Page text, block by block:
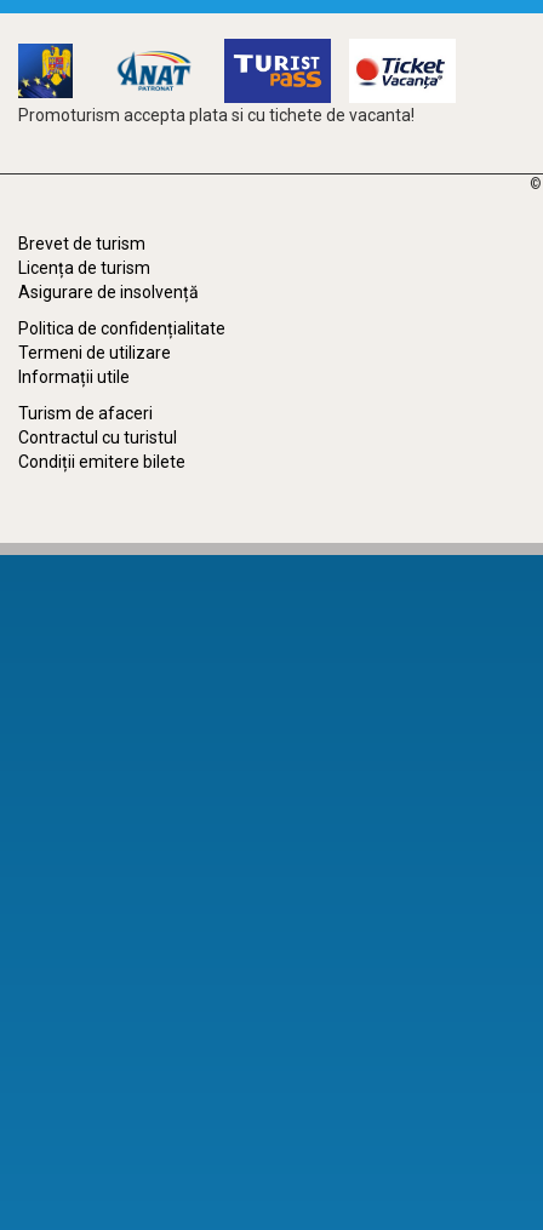
Promoturism accepta plata si cu tichete de vacanta!
©
Brevet de turism
Licența de turism
Asigurare de insolvență
Politica de confidențialitate
Termeni de utilizare
Informații utile
Turism de afaceri
Contractul cu turistul
Condiții emitere bilete